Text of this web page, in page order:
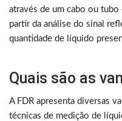
através de um cabo ou
partir da análise do sinal
quantidade de líquido
Quais são as
A FDR apresenta diversas
técnicas de medição de